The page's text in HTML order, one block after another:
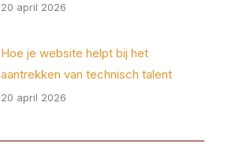
20 april 2026
Hoe je website helpt bij het
aantrekken van technisch talent
20 april 2026